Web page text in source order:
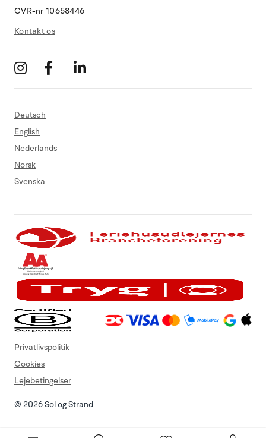
CVR-nr 10658446
Kontakt os
Deutsch
English
Nederlands
Norsk
Svenska
© 2026 Sol og Strand
Privatlivspolitik
Cookies
Lejebetingelser